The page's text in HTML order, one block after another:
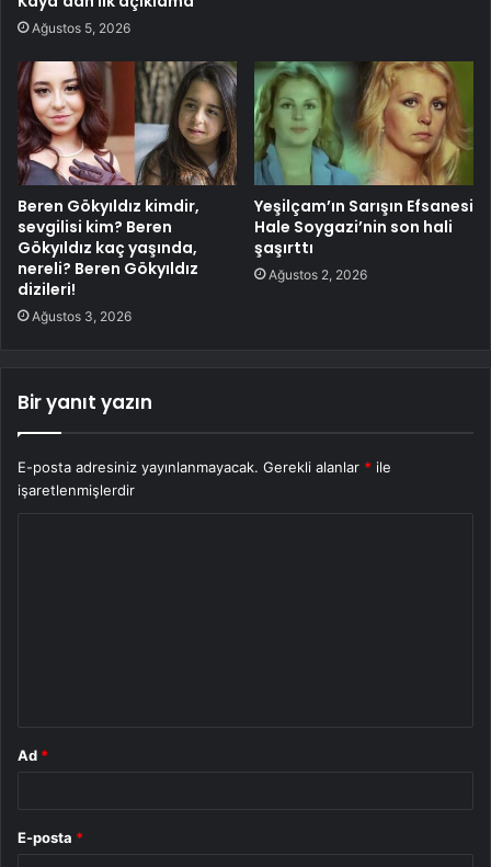
Ağustos 5, 2026
Beren Gökyıldız kimdir,
sevgilisi kim? Beren
Gökyıldız kaç yaşında,
nereli? Beren Gökyıldız
dizileri!
Ağustos 3, 2026
Yeşilçam’ın Sarışın Efsanesi
Hale Soygazi’nin son hali
şaşırttı
Ağustos 2, 2026
Bir yanıt yazın
E-posta adresiniz yayınlanmayacak. Gerekli alanlar * ile
işaretlenmişlerdir
Ad *
E-posta *